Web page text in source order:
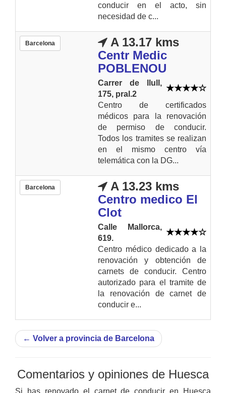
conducir en el acto, sin
necesidad de c...
Barcelona
A 13.17 kms
Centr Medic
POBLENOU
Carrer de llull,
175, pral.2
Centro de certificados
médicos para la renovación
de permiso de conducir.
Todos los tramites se realizan
en el mismo centro vía
telemática con la DG...
Barcelona
A 13.23 kms
Centro medico El
Clot
Calle Mallorca,
619.
Centro médico dedicado a la
renovación y obtención de
carnets de conducir. Centro
autorizado para el tramite de
la renovación de carnet de
conducir e...
← Volver a provincia de Barcelona
Comentarios y opiniones de Huesca
Si has renovado el carnet de conducir en Huesca